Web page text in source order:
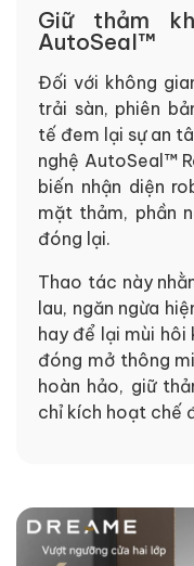
Giữ thảm
AutoSeal™
Đối với không
trải sàn, phiên
tế đem lại sự an
nghệ AutoSeal™
biến nhận diện
mặt thảm, phần
đóng lại.
Thao tác này
lau, ngăn ngừa
hay để lại mùi hôi
đóng mở thông
hoàn hảo, giữ
chỉ kích hoạt chế